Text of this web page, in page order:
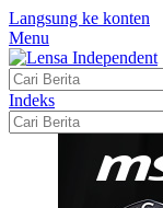
Langsung ke konten
Menu
Indeks